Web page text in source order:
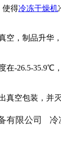
使得冷冻干燥机
空， 制品升华
在-26.5-35.9℃
真空包装，并灭
有限公司 冷